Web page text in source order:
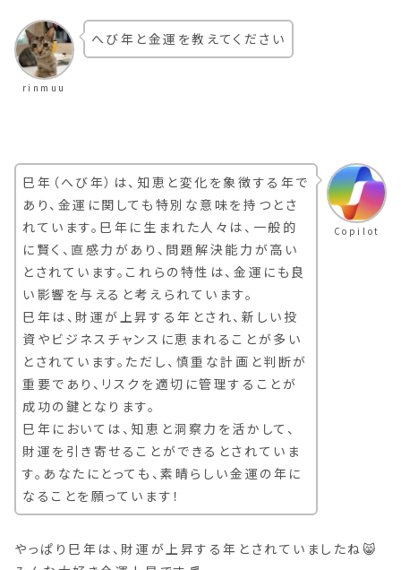
rinmuu
へび年と金運を教えてください
Copilot
巳年（へび年）は、知恵と変化を象徴する年で
あり、金運に関しても特別な意味を持つとさ
れています。巳年に生まれた人々は、一般的
に賢く、直感力があり、問題解決能力が高い
とされています。これらの特性は、金運にも良
い影響を与えると考えられています。
巳年は、財運が上昇する年とされ、新しい投
資やビジネスチャンスに恵まれることが多い
とされています。ただし、慎重な計画と判断が
重要であり、リスクを適切に管理することが
成功の鍵となります。
巳年においては、知恵と洞察力を活かして、
財運を引き寄せることができるとされていま
す。あなたにとっても、素晴らしい金運の年に
なることを願っています！
やっぱり巳年は、財運が上昇する年とされていましたね😸